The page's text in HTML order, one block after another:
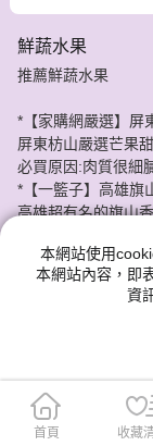
鮮蔬水果
推薦鮮蔬水果
*【家購網嚴選】屏
屏東枋山嚴選芒果
必買原因:肉質很細
*【一籃子】高雄旗
高雄超有名的旗山
愛香蕉的你一定要
分期零利率!神腦給
本網站使用
本網站內容，即
資
首頁 收藏